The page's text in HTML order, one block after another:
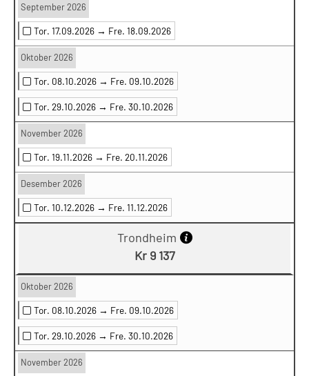
September 2026
Tor. 17.09.2026 → Fre. 18.09.2026
Oktober 2026
Tor. 08.10.2026 → Fre. 09.10.2026
Tor. 29.10.2026 → Fre. 30.10.2026
November 2026
Tor. 19.11.2026 → Fre. 20.11.2026
Desember 2026
Tor. 10.12.2026 → Fre. 11.12.2026
Trondheim
Kr 9 137
Oktober 2026
Tor. 08.10.2026 → Fre. 09.10.2026
Tor. 29.10.2026 → Fre. 30.10.2026
November 2026